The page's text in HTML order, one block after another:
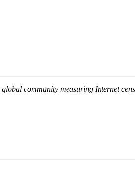
global community measuring Internet